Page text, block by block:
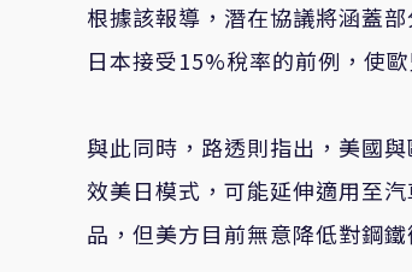
根據該報導，潛在協議將涵蓋
日本接受15%稅率的前例，使
與此同時，路透則指出，美國
效美日模式，可能延伸適用至
品，但美方目前無意降低對鋼